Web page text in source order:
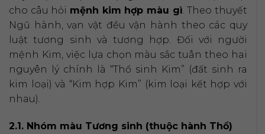
cho câu hỏi mệnh kim hợp màu gì. Theo thuyết
Ngũ hành, vạn vật đều vận hành theo các quy
luật tương sinh và tương hợp. Đối với người
mệnh Kim, việc lựa chọn màu sắc tuân theo hai
nguyên lý chính là “Thổ sinh Kim” (đất sinh ra
kim loại) và “Kim hợp Kim” (kim loại kết hợp với
nhau).
2.1. Nhóm màu Tương sinh (thuộc hành Thổ)